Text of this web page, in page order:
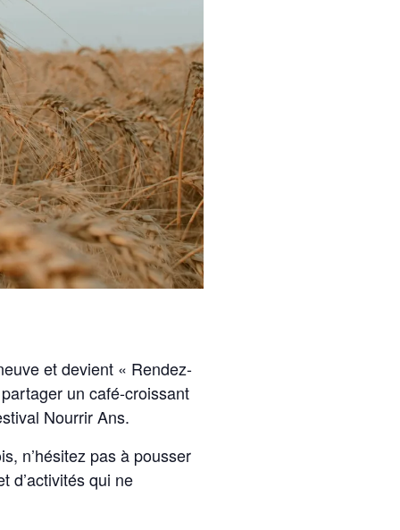
et devient « Rendez-
un café-croissant
Nourrir Ans.
n’hésitez pas à pousser
d’activités qui ne